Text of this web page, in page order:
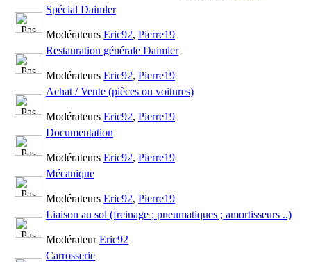
Spécial Daimler
Modérateurs Eric92, Pierre19
Restauration générale Daimler
Modérateurs Eric92, Pierre19
Achat / Vente (pièces ou voitures)
Modérateurs Eric92, Pierre19
Documentation
Modérateurs Eric92, Pierre19
Mécanique
Modérateurs Eric92, Pierre19
Liaison au sol (freinage ; pneumatiques ; amortisseurs ..)
ModérateurEric92
Carrosserie